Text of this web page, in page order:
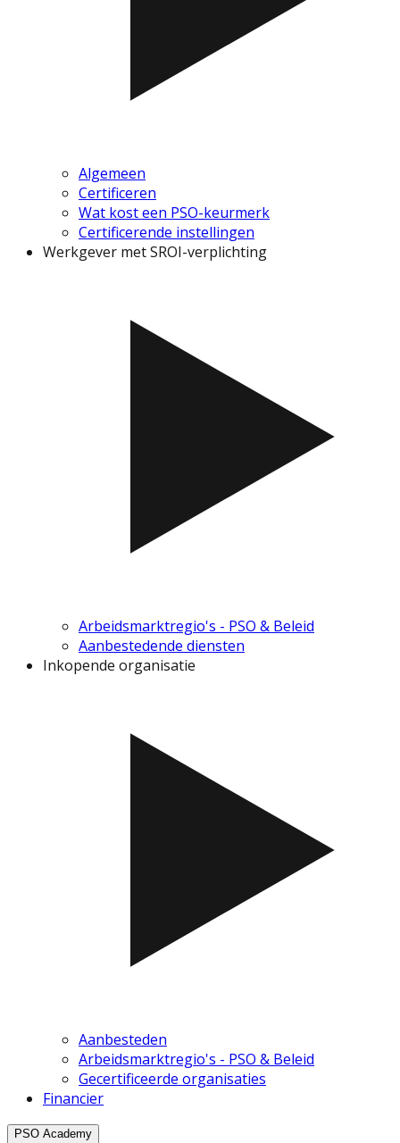
Algemeen
Certificeren
Wat kost een PSO-keurmerk
Certificerende instellingen
Werkgever met SROI-verplichting
Arbeidsmarktregio's - PSO & Beleid
Aanbestedende diensten
Inkopende organisatie
Aanbesteden
Arbeidsmarktregio's - PSO & Beleid
Gecertificeerde organisaties
Financier
PSO Academy